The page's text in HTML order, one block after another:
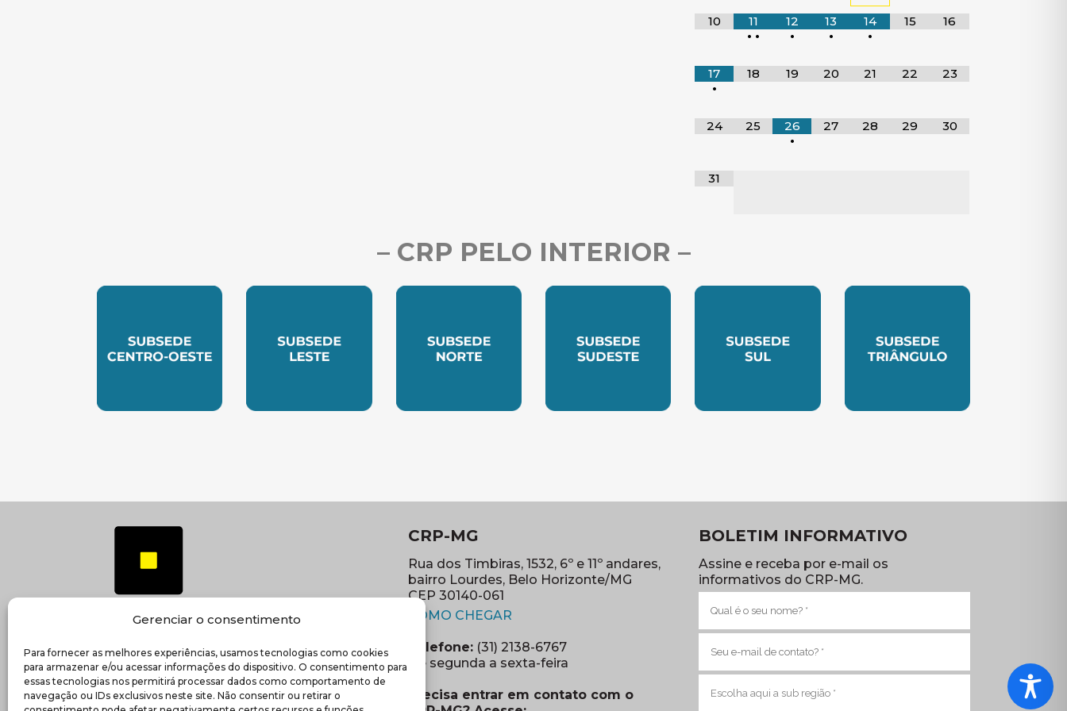
Gerenciar o consentimento
Para fornecer as melhores experiências, usamos tecnologias como cookies
para armazenar e/ou acessar informações do dispositivo. O consentimento para
essas tecnologias nos permitirá processar dados como comportamento de
navegação ou IDs exclusivos neste site. Não consentir ou retirar o
10
11
• •
12
•
13
•
14
•
15 16
17
•
18 19 20 21 22 23
24 25
26
•
27 28 29 30
31
– CRP PELO INTERIOR –
Transparência e prestação de contas(abre em nova janela)
CRP-MG
Rua dos Timbiras, 1532, 6º e 11º andares,
bairro Lourdes, Belo Horizonte/MG
CEP 30140-061
COMO CHEGAR(abre em nova janela)
Telefone:(31) 2138-6767
De segunda a sexta-feira
Precisa entrar em contato com o
BOLETIM INFORMATIVO
Assine e receba por e-mail os
informativos do CRP-MG.
(obrigatório)
mail
(obrigatório)
região